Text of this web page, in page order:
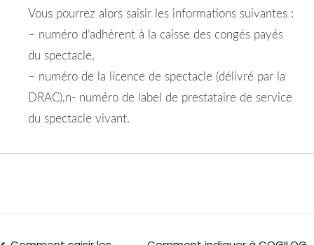
Vous pourrez alors saisir les informations suivantes :
– numéro d’adhérent à la caisse des congés payés
du spectacle,
– numéro de la licence de spectacle (délivré par la
DRAC),n- numéro de label de prestataire de service
du spectacle vivant.